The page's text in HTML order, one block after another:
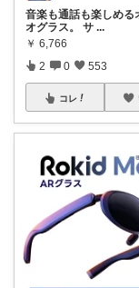
音楽も通話も楽しめる
オグラス。 サ ...
￥ 6,766
2 0 553
コレ